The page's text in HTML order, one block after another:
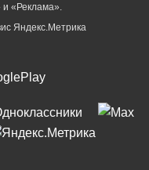
«Реклама».
Яндекс.Метрика